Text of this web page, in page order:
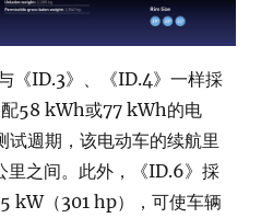
《ID.3》、《ID.4》一样採
58 kWh或77 kWh的电
试週期，该电动车的续航里
之间。此外，《ID.6》採
kW（301 hp），可使车辆